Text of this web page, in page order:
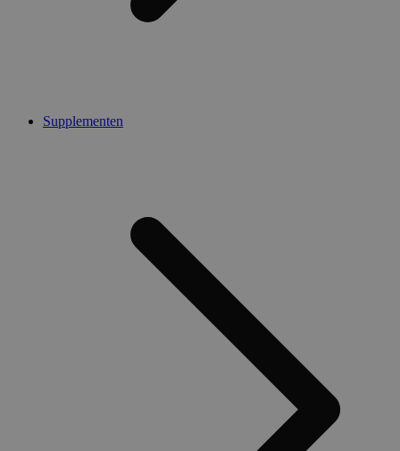
Supplementen